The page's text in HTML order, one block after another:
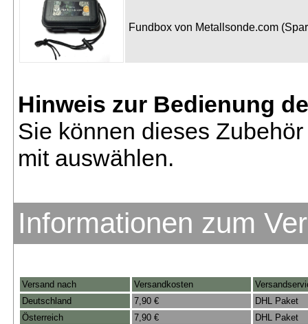
Fundbox von Metallsonde.com
Hinweis zur Bedienung
Sie können dieses
mit auswählen.
Informationen zum
Versand nach Versandkosten
Deutschland
7,90 €
DHL Paket
Österreich
7,90 €
DHL Paket